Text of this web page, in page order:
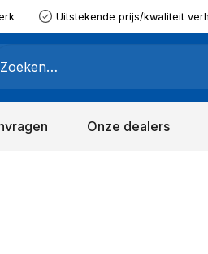
Uitstekende prijs/kwaliteit
Onze dealers